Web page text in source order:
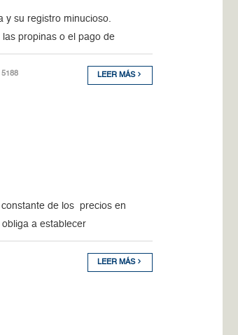
y su registro minucioso.
propinas o el pago de
5188 LEER MÁS
de los precios en
a establecer
LEER MÁS